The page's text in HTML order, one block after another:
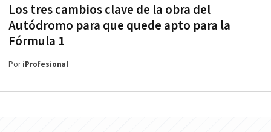
Los tres cambios clave de la obra del
Autódromo para que quede apto para la
Fórmula 1
PoriProfesional